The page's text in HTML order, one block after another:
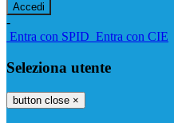
-
Entra con SPID Entra con CIE
Seleziona utente
button close ×